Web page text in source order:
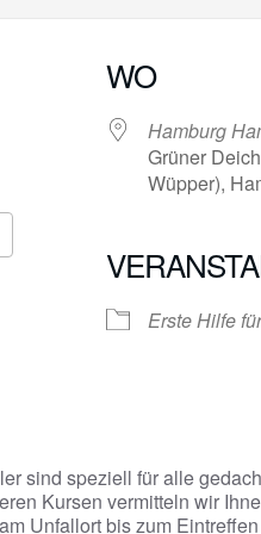
Google Kalender
WO
Hamburg
Grüner
Wüpper),
Erste Hilfe
sind speziell für alle
Kursen vermitteln wir
Unfallort bis zum